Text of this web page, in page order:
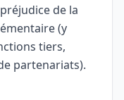
de la
(y
tiers,
partenariats).